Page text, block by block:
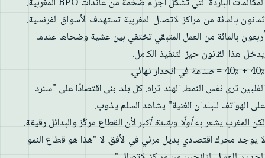
ثمانون بالمائة من مراكز الاتصال المغربية تستهدف الأسواق الفرنسية.
أربعون بالمائة من العمل المتبقي تختفي بين عشية وضحاها عندما
يدخل هذا القانون حيز التنفيذ الكامل.
40٪ + 40٪ = صناعة في انحدار نهائي.
الفلبين ترى نفس النمط. الهند تراه. كل بلد بنى اقتصادًا على "سنرد
على الهواتف للبلدان الغنية" يشاهد السلم يذوب.
لكن المغرب يشعر بهأولًا وبشدة أكبرلأن القطاع مركّز والبدائل رقيقة.
لا يوجد محرك اقتصادي بديل مرئي في الأفق. لا "هذا هو قطاع النمو